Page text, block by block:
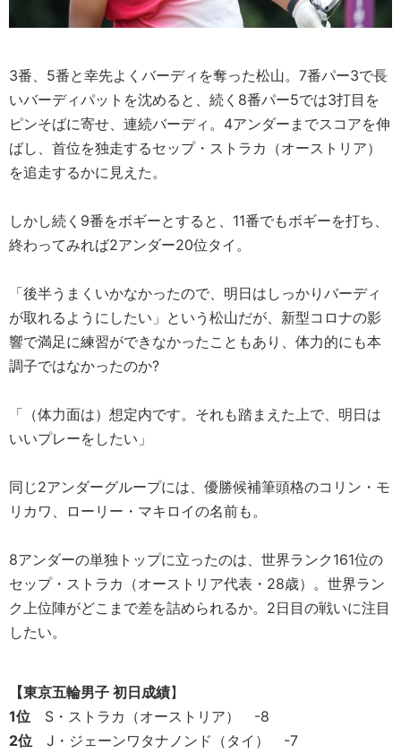
3番、5番と幸先よくバーディを奪った松山。7番パー3で長
いバーディパットを沈めると、続く8番パー5では3打目を
ピンそばに寄せ、連続バーディ。4アンダーまでスコアを伸
ばし、首位を独走するセップ・ストラカ（オーストリア）
を追走するかに見えた。
しかし続く9番をボギーとすると、11番でもボギーを打ち、
終わってみれば2アンダー20位タイ。
「後半うまくいかなかったので、明日はしっかりバーディ
が取れるようにしたい」という松山だが、新型コロナの影
響で満足に練習ができなかったこともあり、体力的にも本
調子ではなかったのか?
「（体力面は）想定内です。それも踏まえた上で、明日は
いいプレーをしたい」
同じ2アンダーグループには、優勝候補筆頭格のコリン・モ
リカワ、ローリー・マキロイの名前も。
8アンダーの単独トップに立ったのは、世界ランク161位の
セップ・ストラカ（オーストリア代表・28歳）。世界ラン
ク上位陣がどこまで差を詰められるか。2日目の戦いに注目
したい。
【東京五輪男子 初日成績】
1位 S・ストラカ（オーストリア） -8
2位 J・ジェーンワタナノンド（タイ） -7